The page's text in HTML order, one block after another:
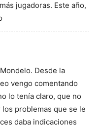
jugadoras. Este año,
Desde la
vengo comentando
lo tenía claro, que no
problemas que se le
daba indicaciones